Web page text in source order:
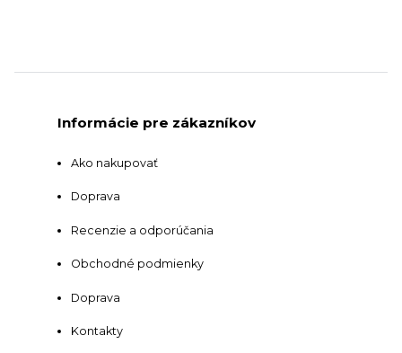
Informácie pre zákazníkov
Ako nakupovať
Doprava
Recenzie a odporúčania
Obchodné podmienky
Doprava
Kontakty